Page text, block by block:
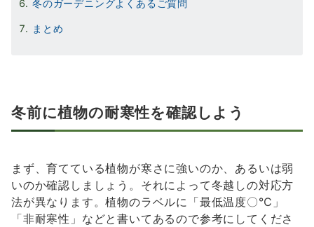
冬のガーデニングよくあるご質問
まとめ
冬前に植物の耐寒性を確認しよう
まず、育てている植物が寒さに強いのか、あるいは弱
いのか確認しましょう。それによって冬越しの対応方
法が異なります。植物のラベルに「最低温度〇℃」
「非耐寒性」などと書いてあるので参考にしてくださ